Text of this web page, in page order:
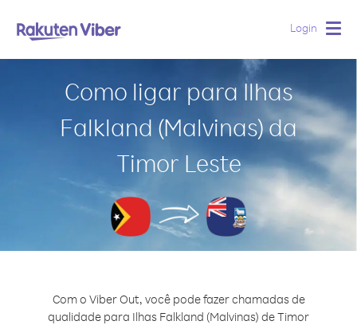
Login
Como ligar para Ilhas
Falkland (Malvinas) da
Timor Leste
Com o Viber Out, você pode fazer chamadas de
qualidade para Ilhas Falkland (Malvinas) de Timor